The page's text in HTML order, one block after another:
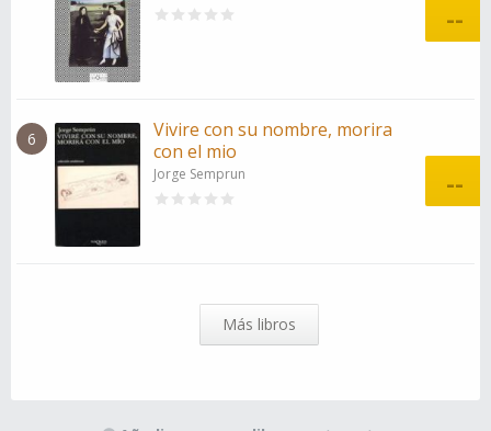
--
6
Vivire con su nombre, morira
con el mio
Jorge Semprun --
Más libros